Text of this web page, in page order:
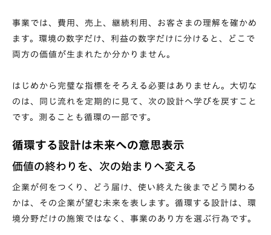
事業では、費用、売上、継続利用、お客さまの理解を確かめ
ます。環境の数字だけ、利益の数字だけに分けると、どこで
両方の価値が生まれたか分かりません。
はじめから完璧な指標をそろえる必要はありません。大切な
のは、同じ流れを定期的に見て、次の設計へ学びを戻すこと
です。測ることも循環の一部です。
循環する設計は未来への意思表示
価値の終わりを、次の始まりへ変える
企業が何をつくり、どう届け、使い終えた後までどう関わる
かは、その企業が望む未来を表します。循環する設計は、環
境分野だけの施策ではなく、事業のあり方を選ぶ行為です。